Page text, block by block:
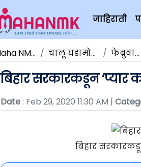
जाहिराती
Maha NMK चालू घडामोडी फेब्रुवारी
बिहार सरकारकडून ‘प्यार
Date: Feb 29, 2020 11:30 AM |
बिहार